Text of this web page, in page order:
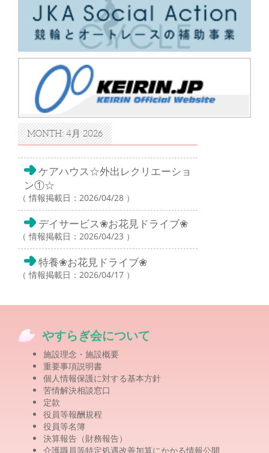
MONTH: 4月 2026
ケアハウス☆外出レクリエーショ
ン①☆
（ 情報掲載日：2026/04/28 ）
デイサービス❀お花見ドライブ❀
（ 情報掲載日：2026/04/23 ）
特養❀お花見ドライブ❀
（ 情報掲載日：2026/04/17 ）
やすらぎ会について
施設理念・施設概要
重要事項説明書
個人情報保護に対する基本方針
苦情解決相談窓口
定款
役員等報酬規程
役員等名簿
決算報告（財務報告）
介護職員等特定処遇改善加算にかかる情報公開